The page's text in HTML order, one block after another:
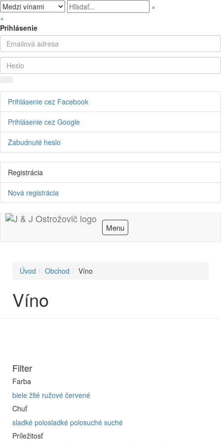
×
×
Prihlásenie
Prihlásenie cez Facebook
Prihlásenie cez Google
Zabudnuté heslo
Registrácia
Nová registrácia
Menu
Úvod Obchod Víno
Víno
Filter
Farba
biele žlté ružové červené
Chuť
sladké polosladké polosuché suché
Príležitosť